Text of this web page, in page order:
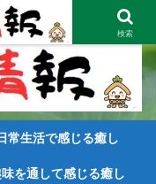
の情報をご提供
常生活で感じる癒し
味を通して感じる癒し
検索